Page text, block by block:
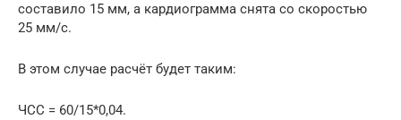
составило 15 мм, а кардиограмма снята со скоростью
25 мм/с.
В этом случае расчёт будет таким:
ЧСС = 60/15*0,04.